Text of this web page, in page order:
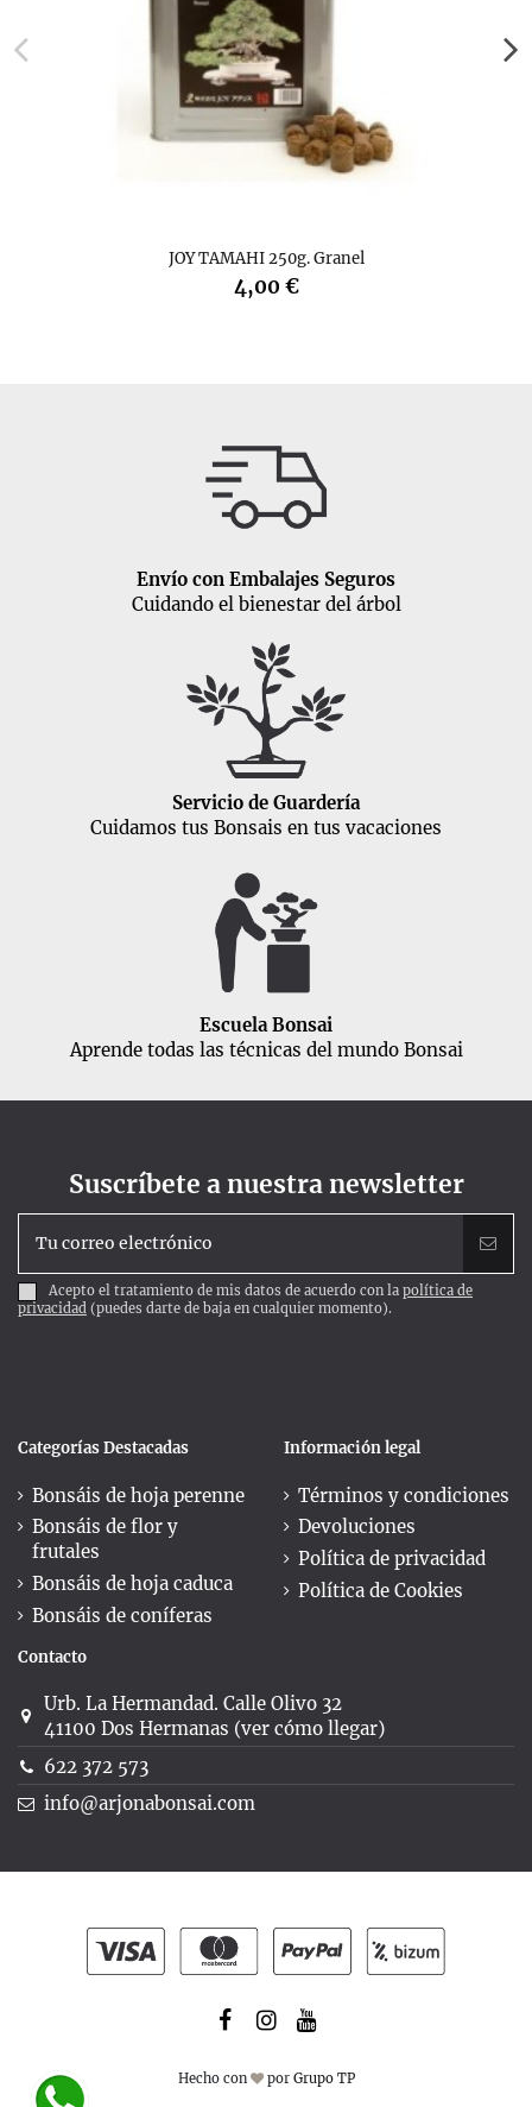
JOY TAMAHI 250g. Granel
4,00 €
Envío con Embalajes Seguros
Cuidando el bienestar del árbol
Servicio de Guardería
Cuidamos tus Bonsais en tus vacaciones
Escuela Bonsai
Aprende todas las técnicas del mundo Bonsai
Suscríbete a nuestra newsletter
Acepto el tratamiento de mis datos de acuerdo con la política de
privacidad (puedes darte de baja en cualquier momento).
Categorías Destacadas
Bonsáis de hoja perenne
Bonsáis de flor y
frutales
Bonsáis de hoja caduca
Bonsáis de coníferas
Información legal
Términos y condiciones
Devoluciones
Política de privacidad
Política de Cookies
Contacto
Urb. La Hermandad. Calle Olivo 32
41100 Dos Hermanas (ver cómo llegar)
622 372 573
info@arjonabonsai.com
Hecho con por Grupo TP